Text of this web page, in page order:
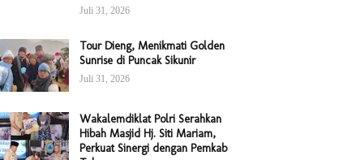
Juli 31, 2026
Tour Dieng, Menikmati Golden
Sunrise di Puncak Sikunir
Juli 31, 2026
Wakalemdiklat Polri Serahkan
Hibah Masjid Hj. Siti Mariam,
Perkuat Sinergi dengan Pemkab